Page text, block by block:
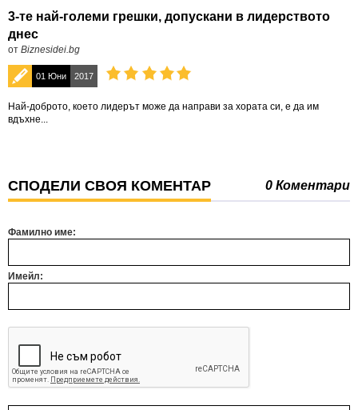
3-те най-големи грешки, допускани в лидерството
днес
от Biznesidei.bg
01 Юни 2017
Най-доброто, което лидерът може да направи за хората си, е да им
вдъхне...
СПОДЕЛИ СВОЯ КОМЕНТАР 0 Коментари
Фамилно име:
Имейл: